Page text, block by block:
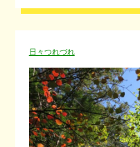
日々つれづれ